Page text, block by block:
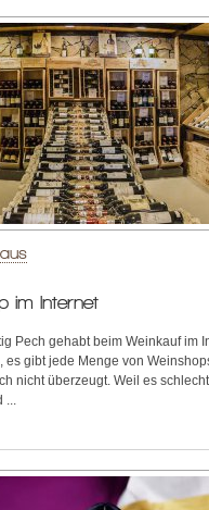
im Internet
Pech gehabt beim Weinkauf im
es gibt jede Menge von
nicht überzeugt. Weil es